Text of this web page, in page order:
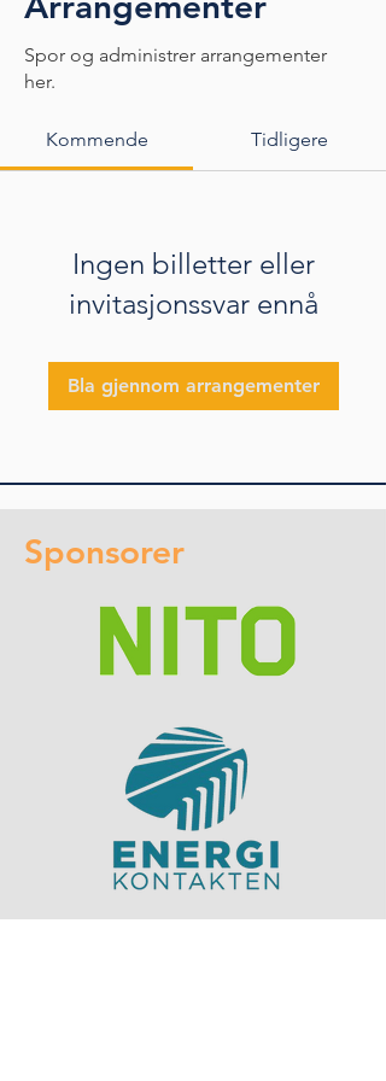
Spor og administrer arrangementer
her.
Kommende Tidligere
Ingen billetter eller
invitasjonssvar ennå
Bla gjennom arrangementer
Sponsorer